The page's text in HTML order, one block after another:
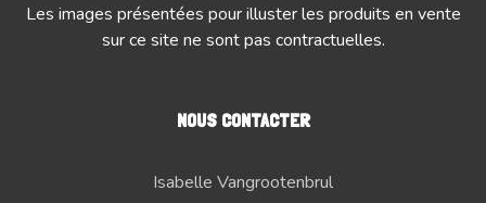
Les images présentées pour illuster les produits en vente
sur ce site ne sont pas contractuelles.
NOUS CONTACTER
Isabelle Vangrootenbrul